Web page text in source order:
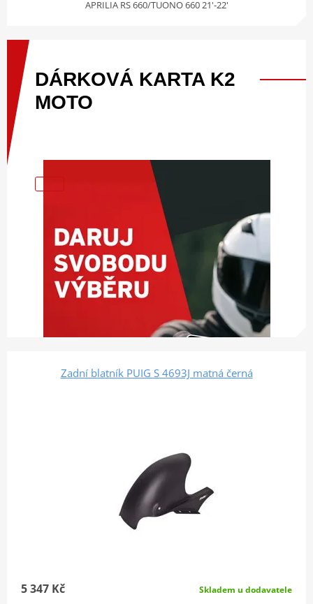
APRILIA RS 660/TUONO 660 21'-22'
DÁRKOVÁ KARTA K2
MOTO
Zadní blatník PUIG S 4693J matná černá
5 347 Kč Skladem u dodavatele